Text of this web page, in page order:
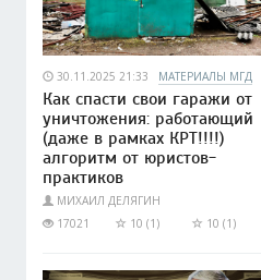
30.11.2025 21:33 МАТЕРИАЛЫ МГД
Как спасти свои гаражи от
уничтожения: работающий
(даже в рамках КРТ!!!!)
алгоритм от юристов-
практиков
МИХАИЛ ДЕЛЯГИН
17021
10 (1) 10 (1)